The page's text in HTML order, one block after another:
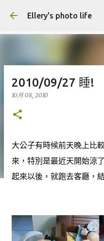
跳到
Ellery's photo life
2010/09/27 睡!
10月 08, 2010
大公子有時候前天晚上比
來，特別是最近天開始涼
起來以後，就跑去客廳，